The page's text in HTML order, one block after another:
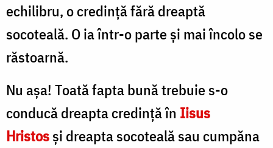
echilibru, o credință fără dreaptă
socoteală. O ia într-o parte și mai încolo se
răstoarnă.
Nu așa! Toată fapta bună trebuie s-o
conducă dreapta credință în Iisus
Hristosși dreapta socoteală sau cumpăna